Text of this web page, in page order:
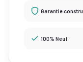
Garantie
100% Neuf